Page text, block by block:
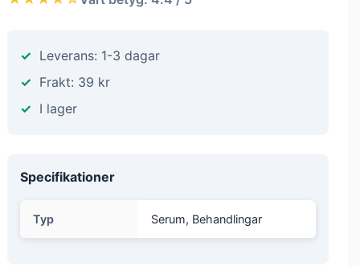
Leverans: 1-3 dagar
Frakt: 39 kr
I lager
Specifikationer
Typ Serum, Behandlingar